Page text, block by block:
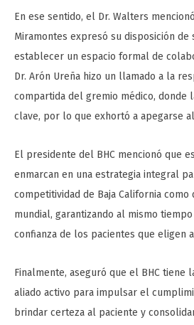
En ese sentido, el Dr. Walters
Miramontes expresó su disposición de
establecer un espacio formal de
Dr. Arón Ureña hizo un llamado a la
compartida del gremio médico, donde
clave, por lo que exhortó a apegarse al
El presidente del BHC mencionó que
enmarcan en una estrategia integral
competitividad de Baja California
mundial, garantizando al mismo
confianza de los pacientes que eligen
Finalmente, aseguró que el BHC tiene
aliado activo para impulsar el
brindar certeza al paciente y